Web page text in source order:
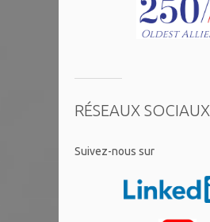
RÉSEAUX SOCIAUX
​Suivez-nous sur